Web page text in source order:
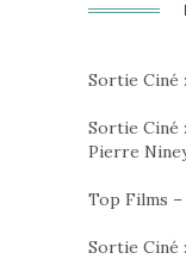
Sortie Ciné
Sortie Ciné
Pierre
Top Films –
Sortie Ciné